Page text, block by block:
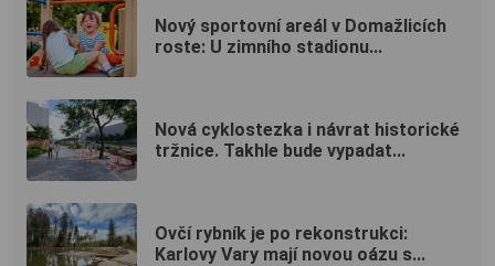
Nový sportovní areál v Domažlicích
roste: U zimního stadionu...
Nová cyklostezka i návrat historické
tržnice. Takhle bude vypadat...
Ovčí rybník je po rekonstrukci:
Karlovy Vary mají novou oázu s...